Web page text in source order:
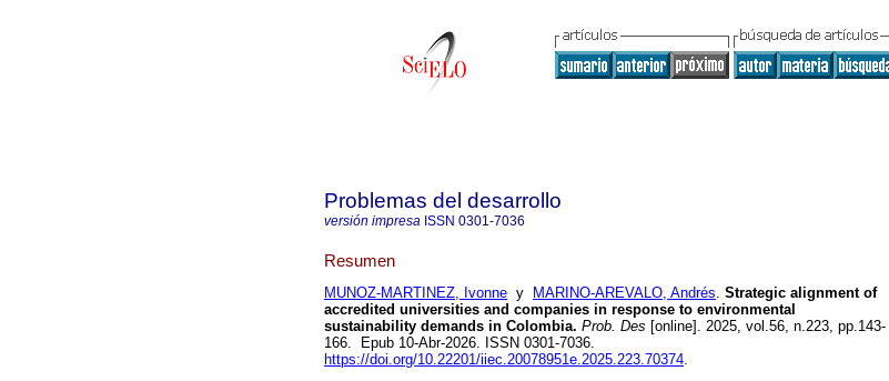
Problemas del desarrollo
versión impresa ISSN 0301-7036
Resumen
MUNOZ-MARTINEZ, Ivonne y MARINO-AREVALO, Andrés. Strategic alignment of
accredited universities and companies in response to environmental
sustainability demands in Colombia. Prob. Des [online]. 2025, vol.56, n.223, pp.143-
166. Epub 10-Abr-2026. ISSN 0301-7036.
https://doi.org/10.22201/iiec.20078951e.2025.223.70374.